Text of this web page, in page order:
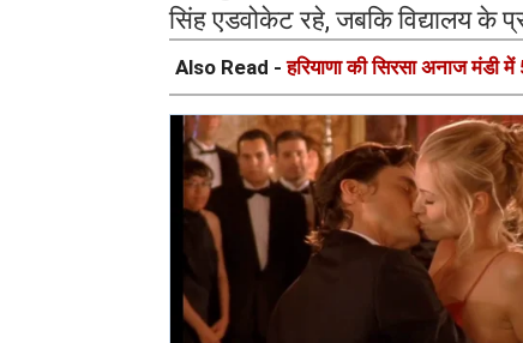
सिंह एडवोकेट रहे, जबकि विद्यालय के
Also Read -हरियाणा की सिरसा अनाज